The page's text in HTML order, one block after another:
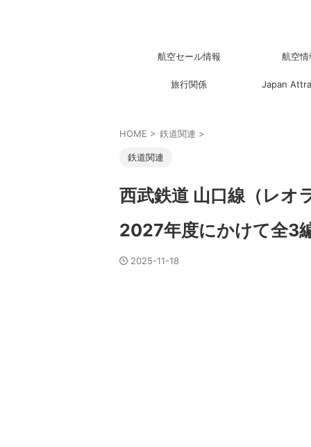
航空セール情報 航空情
旅行関係 Japan
HOME > 鉄道関連 >
鉄道関連
西武鉄道 山口線（レオ
2027年度にかけて全3
2025-11-18